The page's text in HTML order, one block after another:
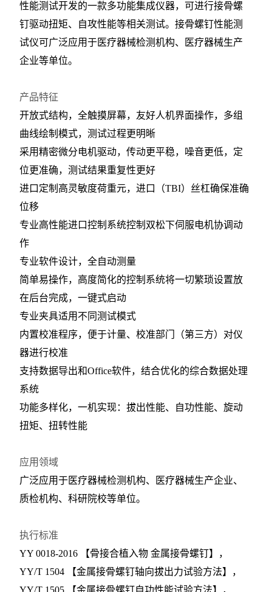
性能测试开发的一款多功能集成仪器，可进行接骨螺
钉驱动扭矩、自攻性能等相关测试。接骨螺钉性能测
试仪可广泛应用于医疗器械检测机构、医疗器械生产
企业等单位。
产品特征
开放式结构，全触摸屏幕，友好人机界面操作，多组
曲线绘制模式，测试过程更明晰
采用精密微分电机驱动，传动更平稳，噪音更低，定
位更准确，测试结果重复性更好
进口定制高灵敏度荷重元，进口（TBI）丝杠确保准确
位移
专业高性能进口控制系统控制双松下伺服电机协调动
作
专业软件设计，全自动测量
简单易操作，高度简化的控制系统将一切繁琐设置放
在后台完成，一键式启动
专业夹具适用不同测试模式
内置校准程序，便于计量、校准部门（第三方）对仪
器进行校准
支持数据导出和Office软件，结合优化的综合数据处理
系统
功能多样化，一机实现：拔出性能、自功性能、旋动
扭矩、扭转性能
应用领域
广泛应用于医疗器械检测机构、医疗器械生产企业、
质检机构、科研院校等单位。
执行标准
YY 0018-2016 【骨接合植入物 金属接骨螺钉】，
YY/T 1504 【金属接骨螺钉轴向拔出力试验方法】，
YY/T 1505 【金属接骨螺钉自功性能试验方法】，